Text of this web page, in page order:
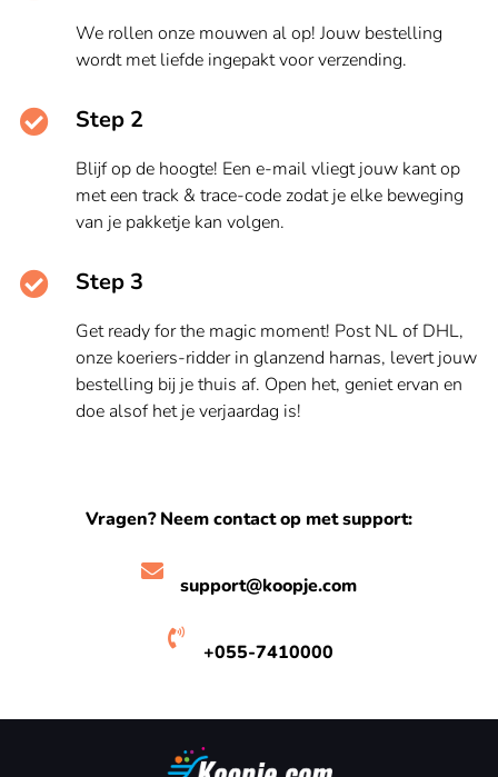
We rollen onze mouwen al op! Jouw bestelling
wordt met liefde ingepakt voor verzending.
Step 2
Blijf op de hoogte! Een e-mail vliegt jouw kant op
met een track & trace-code zodat je elke beweging
van je pakketje kan volgen.
Step 3
Get ready for the magic moment! Post NL of DHL,
onze koeriers-ridder in glanzend harnas, levert jouw
bestelling bij je thuis af. Open het, geniet ervan en
doe alsof het je verjaardag is!
Vragen? Neem contact op met support:
support@koopje.com
+055-7410000